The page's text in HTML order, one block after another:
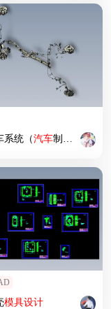
系统（汽车制动系统）
模具设计